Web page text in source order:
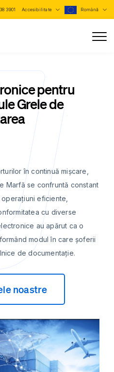
3901 Accesibilitate Română
pentru
Grele de
în continuă mișcare,
Marfă se confruntă constant
eficiente,
cu diverse
au apărut ca o
modul în care șoferii
de documentație.
noastre